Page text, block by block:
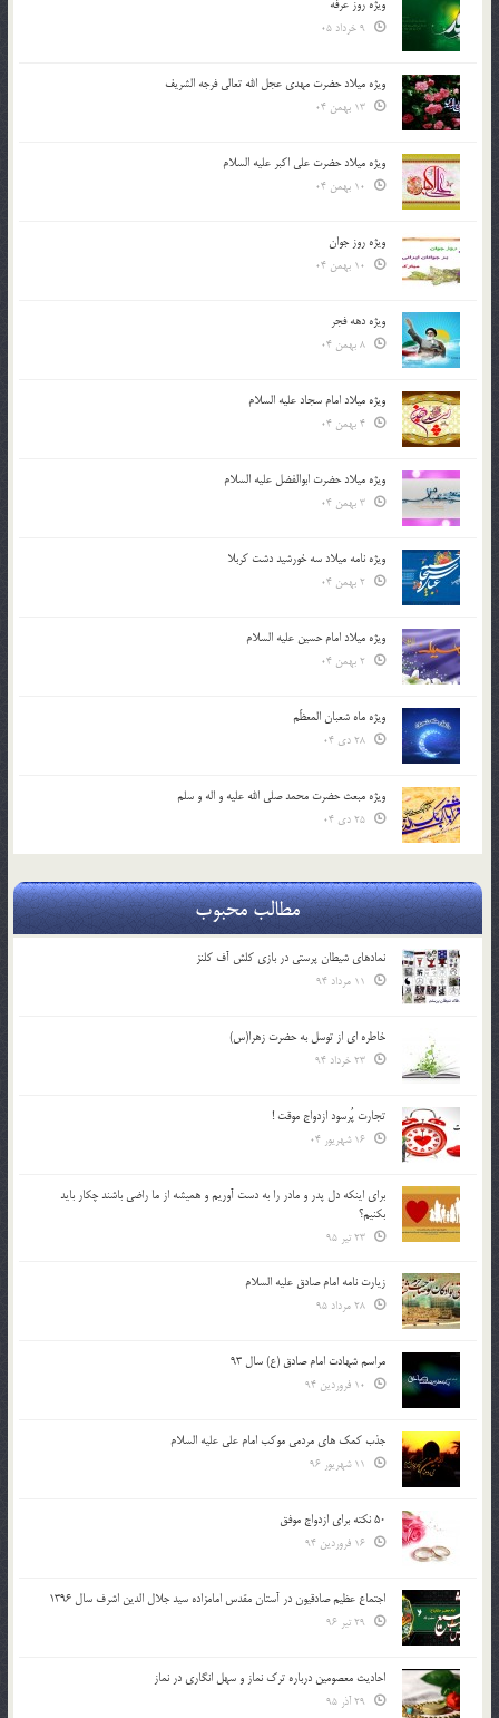
ویژه روز عرفه
ویژه میلاد حضرت مهدی عجل الله تعالی فرجه الشريف
ویژه میلاد حضرت علی اکبر علیه السلام
ویژه روز جوان
ویژه دهه فجر
ویژه میلاد امام سجاد علیه السلام
ویژه میلاد حضرت ابوالفضل علیه السلام
ویژه نامه میلاد سه خورشید دشت کربلا
ویژه میلاد امام حسین علیه السلام
ویژه ماه شعبان المعظّم
ویژه مبعث حضرت محمد صلی الله علیه و اله و سلم
مطالب محبوب
نمادهای شیطان پرستی در بازی کلش آف کلنز
خاطره ای از توسل به حضرت زهرا(س)
تجارت پُرسود ازدواج موقت !
براي اينكه دل پدر و مادر را به دست آوريم و هميشه از ما راضي باشند چكار بايد
بكنيم؟
زیارت نامه امام صادق علیه السلام
مراسم شهادت امام صادق (ع) سال 93
جذب کمک های مردمی موکب امام علی علیه السلام
50 نکته برای ازدواج موفق
اجتماع عظیم صادقیون در آستان مقدس امامزاده سید جلال الدین اشرف سال 1396
احادیث معصومین درباره ترک نماز و سهل انگاری در نماز